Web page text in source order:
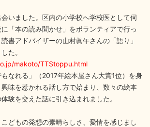
いました。区内の小学校へ学校医として伺
「本の読み聞かせ」をボランティアで行っ
書アドバイザーの山村眞午さんの「語り」
た。
makoto/TTStoppu.html
もなれる」（2017年絵本屋さん大賞1位）を身
味を惹かれる話し方で始まり、数々の絵本
験を交えた話に引き込まれました。
どもの発想の素晴らしさ、愛情を感じまし